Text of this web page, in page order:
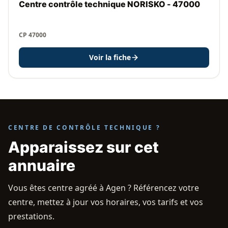
Centre contrôle technique NORISKO - 47000
CP 47000
Voir la fiche
CENTRE DE CONTRÔLE TECHNIQUE ?
Apparaissez sur cet
annuaire
Vous êtes centre agréé à Agen ? Référencez votre
centre, mettez à jour vos horaires, vos tarifs et vos
prestations.